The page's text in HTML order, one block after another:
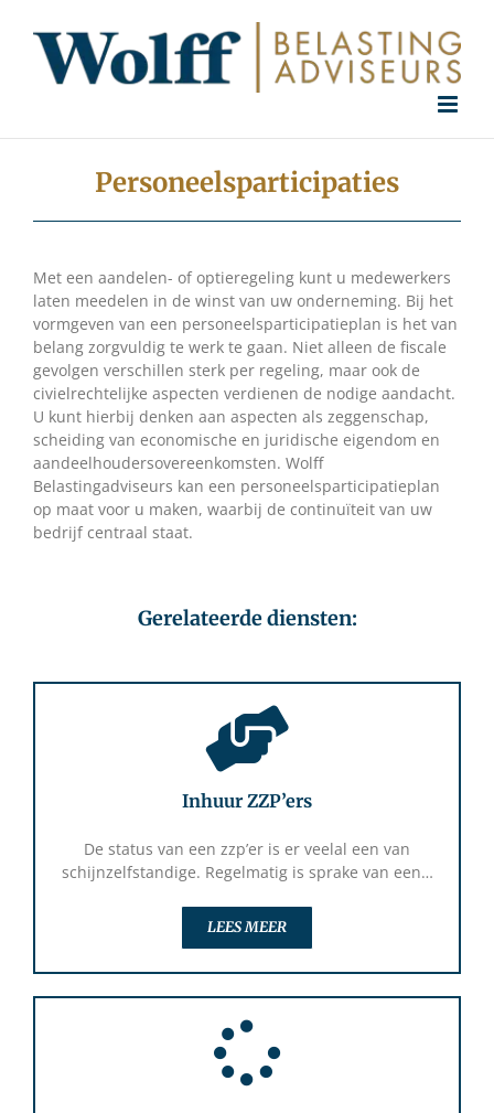
inhoud
Personeelsparticipaties
Met een aandelen- of optieregeling kunt u medewerkers
laten meedelen in de winst van uw onderneming. Bij het
vormgeven van een personeelsparticipatieplan is het van
belang zorgvuldig te werk te gaan. Niet alleen de fiscale
gevolgen verschillen sterk per regeling, maar ook de
civielrechtelijke aspecten verdienen de nodige aandacht.
U kunt hierbij denken aan aspecten als zeggenschap,
scheiding van economische en juridische eigendom en
aandeelhoudersovereenkomsten. Wolff
Belastingadviseurs kan een personeelsparticipatieplan
op maat voor u maken, waarbij de continuïteit van uw
bedrijf centraal staat.
Gerelateerde diensten:
Inhuur ZZP’ers
De status van een zzp’er is er veelal een van
schijnzelfstandige. Regelmatig is sprake van een…
LEES MEER